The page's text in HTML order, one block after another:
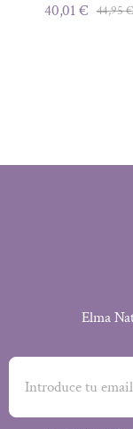
44,95€El
40,01€
El
Elma